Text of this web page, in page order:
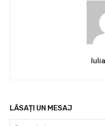
LĂSAȚI UN MESAJ